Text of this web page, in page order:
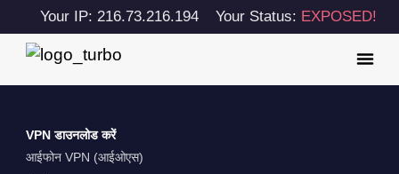
Your IP: 216.73.216.194 Your Status: EXPOSED!
VPN डाउनलोड करें
आईफोन VPN (आईओएस)